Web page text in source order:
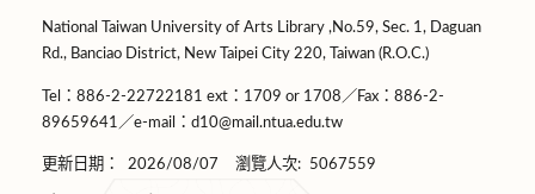
National Taiwan University of Arts Library ,No.59, Sec. 1, Daguan
Rd., Banciao District, New Taipei City 220, Taiwan (R.O.C.)
Tel：886-2-22722181 ext：1709 or 1708／Fax：886-2-
89659641／e-mail：d10@mail.ntua.edu.tw
更新日期： 2026/08/07 瀏覽人次: 5067559